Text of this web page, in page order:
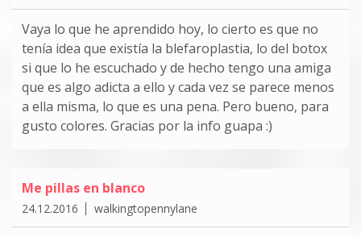
Vaya lo que he aprendido hoy, lo cierto es que no
tenía idea que existía la blefaroplastia, lo del botox
si que lo he escuchado y de hecho tengo una amiga
que es algo adicta a ello y cada vez se parece menos
a ella misma, lo que es una pena. Pero bueno, para
gusto colores. Gracias por la info guapa :)
Me pillas en blanco
24.12.2016 walkingtopennylane